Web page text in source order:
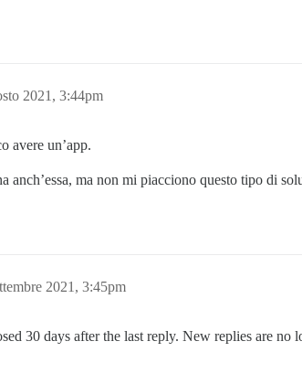
2021, 3:44pm
avere un’app.
anch’essa, ma non mi piacciono questo tipo di
2021, 3:45pm
30 days after the last reply. New replies are no